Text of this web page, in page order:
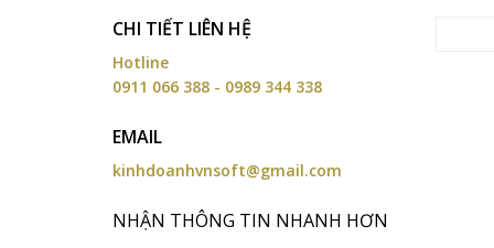
CHI TIẾT LIÊN HỆ
Hotline
0911 066 388 - 0989 344 338
EMAIL
kinhdoanhvnsoft@gmail.com
NHẬN THÔNG TIN NHANH HƠN